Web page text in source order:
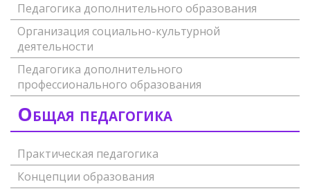
Педагогика дополнительного образования
Организация социально-культурной
деятельности
Педагогика дополнительного
профессионального образования
Общая педагогика
Практическая педагогика
Концепции образования